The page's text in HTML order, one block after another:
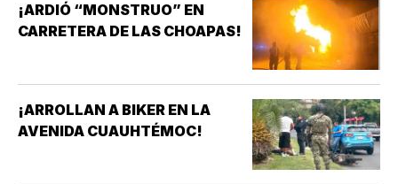
¡ARDIÓ “MONSTRUO” EN
CARRETERA DE LAS CHOAPAS!
¡ARROLLAN A BIKER EN LA
AVENIDA CUAUHTÉMOC!